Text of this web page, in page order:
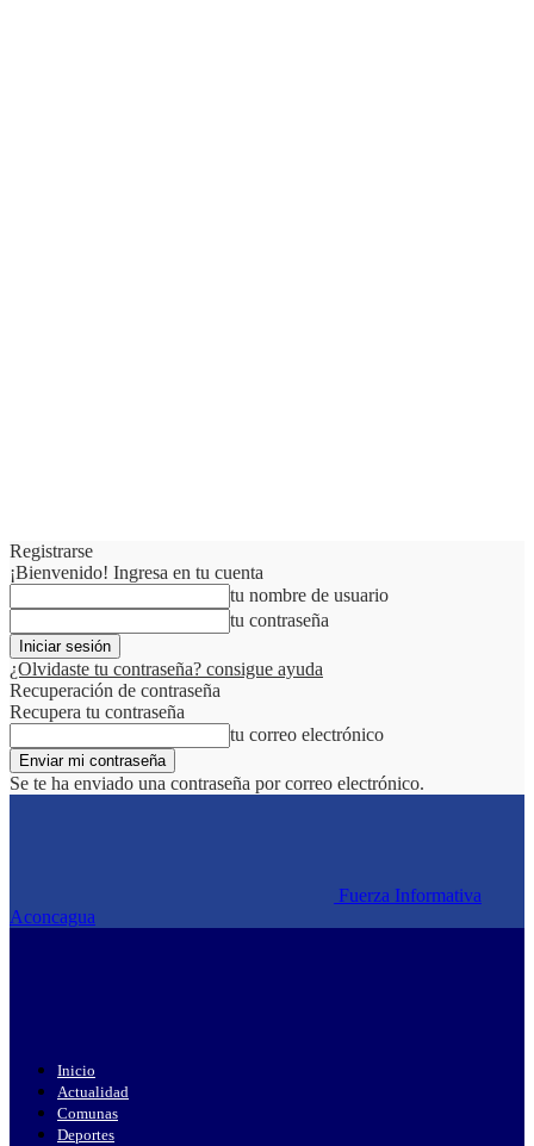
Registrarse
¡Bienvenido! Ingresa en tu cuenta
tu nombre de usuario
tu contraseña
¿Olvidaste tu contraseña? consigue ayuda
Recuperación de contraseña
Recupera tu contraseña
tu correo electrónico
Se te ha enviado una contraseña por correo electrónico.
Fuerza Informativa
Aconcagua
Inicio
Actualidad
Comunas
Deportes